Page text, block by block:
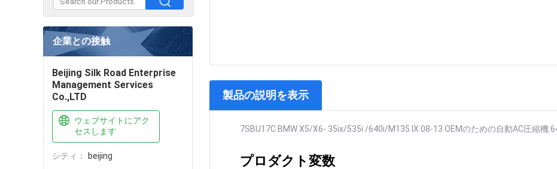
企業との接触
Beijing Silk Road Enterprise
Management Services
Co.,LTD
ウェブサイトにアク
セスします
シティ：
beijing
製品の説明を表示
7SBU17C BMW X5/X6- 35ix/535i /640i/M135 IX 08-13 OEMのための自動AC圧縮機
プロダクト変数